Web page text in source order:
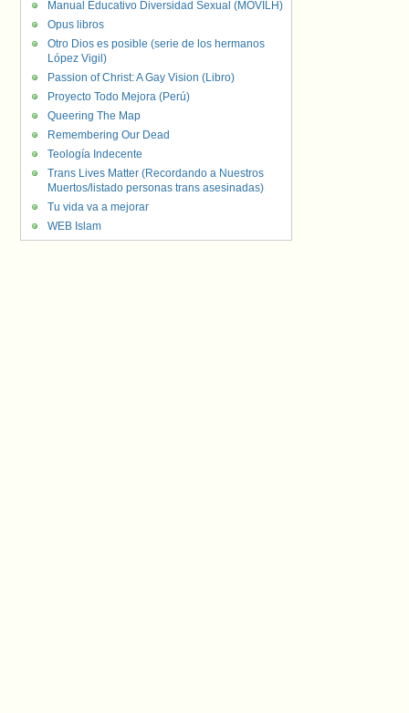
Manual Educativo Diversidad Sexual (MOVILH)
Opus libros
Otro Dios es posible (serie de los hermanos
López Vigil)
Passion of Christ: A Gay Vision (Libro)
Proyecto Todo Mejora (Perú)
Queering The Map
Remembering Our Dead
Teología Indecente
Trans Lives Matter (Recordando a Nuestros
Muertos/listado personas trans asesinadas)
Tu vida va a mejorar
WEB Islam